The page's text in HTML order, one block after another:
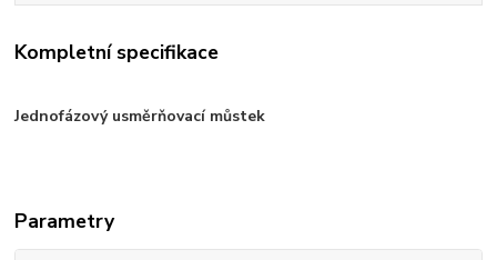
Kompletní specifikace
Jednofázový usměrňovací můstek
Parametry